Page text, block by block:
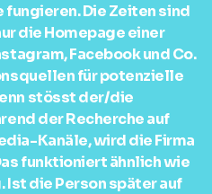
Die Zeiten sind
die Homepage einer
Facebook und Co.
für potenzielle
stösst der/die
der Recherche auf
Kanäle, wird die Firma
funktioniert ähnlich wie
Ist die Person später auf